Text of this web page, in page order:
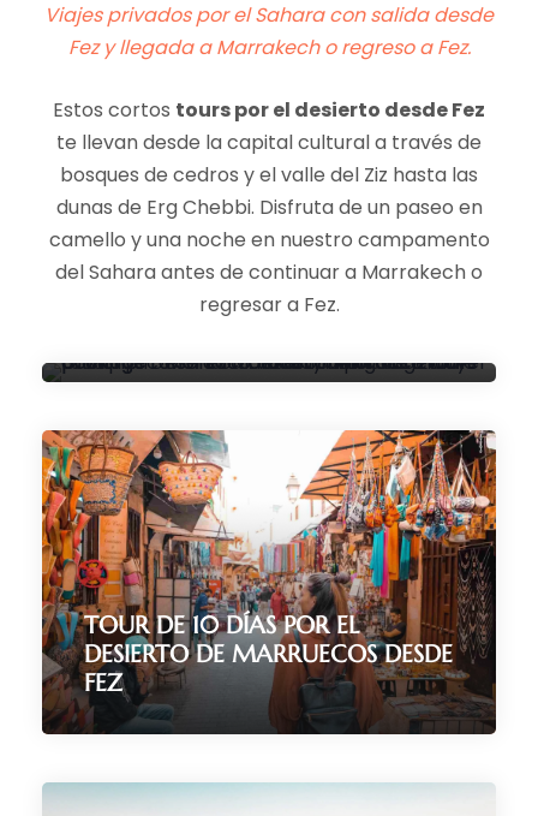
Viajes privados por el Sahara con salida desde
Fez y llegada a Marrakech o regreso a Fez.
Estos cortos tours por el desierto desde Fez
te llevan desde la capital cultural a través de
bosques de cedros y el valle del Ziz hasta las
dunas de Erg Chebbi. Disfruta de un paseo en
camello y una noche en nuestro campamento
del Sahara antes de continuar a Marrakech o
regresar a Fez.
EXCURSIÓN DE 2 DÍAS AL
2 días/1 noche
(542 Reviews)
TOUR DE 10 DÍAS POR EL
DESIERTO DE MARRUECOS DESDE
FEZ